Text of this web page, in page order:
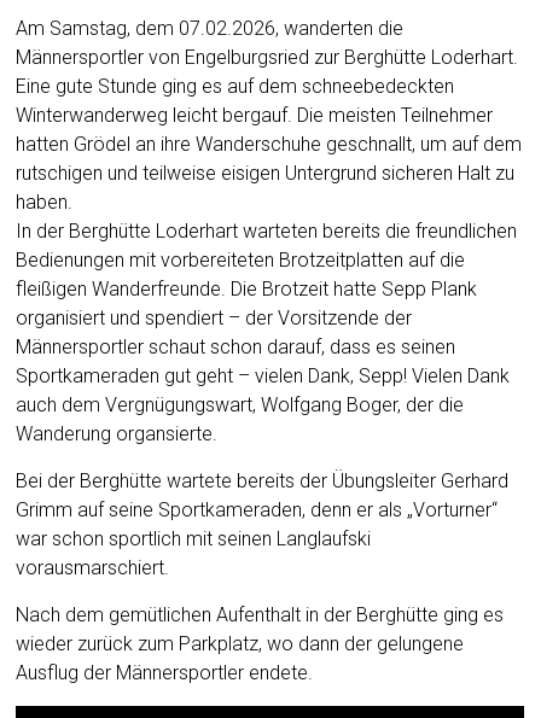
Am Samstag, dem 07.02.2026, wanderten die
Männersportler von Engelburgsried zur Berghütte Loderhart.
Eine gute Stunde ging es auf dem schneebedeckten
Winterwanderweg leicht bergauf. Die meisten Teilnehmer
hatten Grödel an ihre Wanderschuhe geschnallt, um auf dem
rutschigen und teilweise eisigen Untergrund sicheren Halt zu
haben.
In der Berghütte Loderhart warteten bereits die freundlichen
Bedienungen mit vorbereiteten Brotzeitplatten auf die
fleißigen Wanderfreunde. Die Brotzeit hatte Sepp Plank
organisiert und spendiert – der Vorsitzende der
Männersportler schaut schon darauf, dass es seinen
Sportkameraden gut geht – vielen Dank, Sepp! Vielen Dank
auch dem Vergnügungswart, Wolfgang Boger, der die
Wanderung organsierte.
Bei der Berghütte wartete bereits der Übungsleiter Gerhard
Grimm auf seine Sportkameraden, denn er als „Vorturner“
war schon sportlich mit seinen Langlaufski
vorausmarschiert.
Nach dem gemütlichen Aufenthalt in der Berghütte ging es
wieder zurück zum Parkplatz, wo dann der gelungene
Ausflug der Männersportler endete.